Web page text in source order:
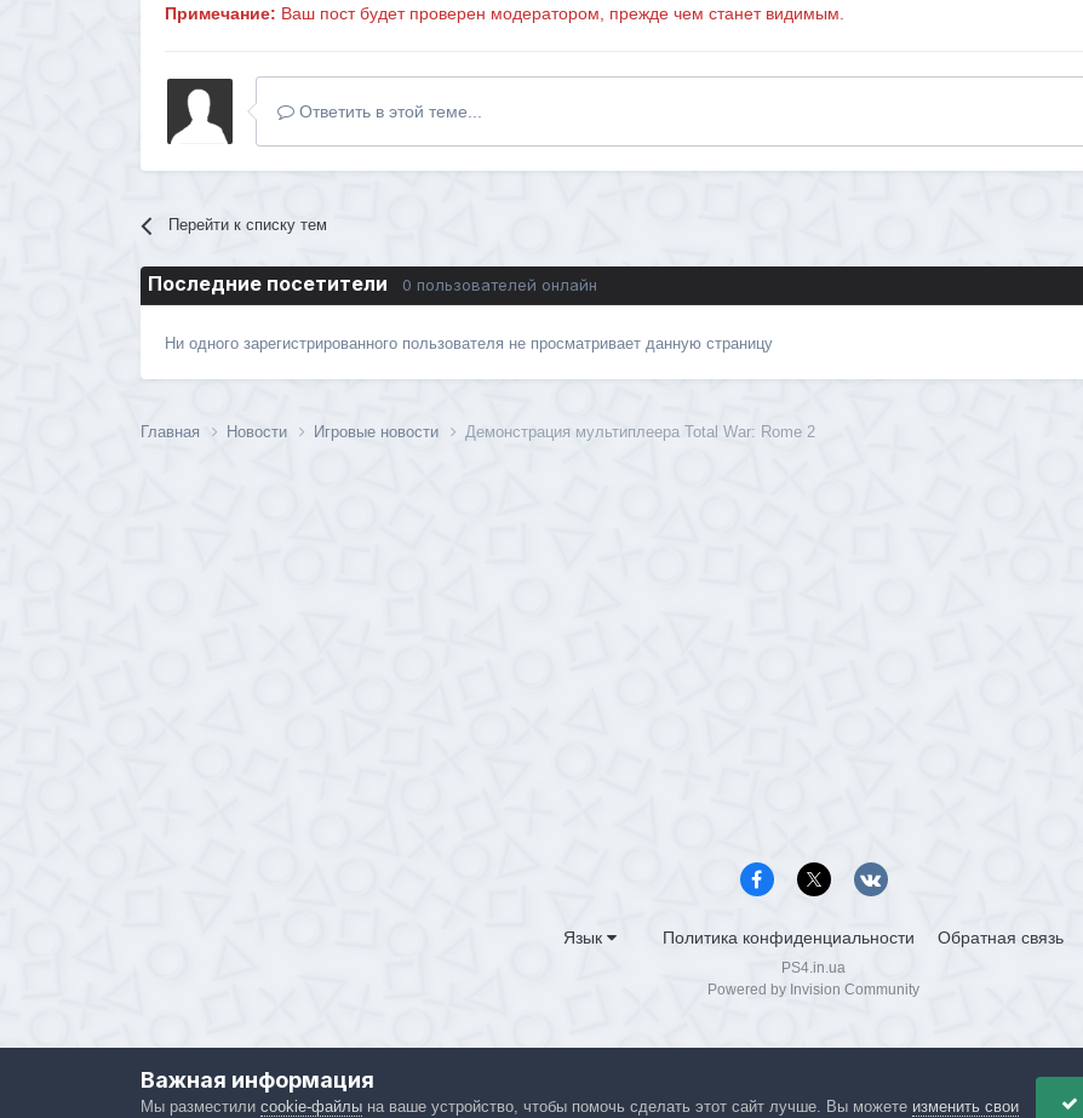
Примечание: Ваш пост будет проверен модератором, прежде чем станет видимым.
Ответить в этой теме...
Перейти к списку тем
Последние посетители 0 пользователей онлайн
Ни одного зарегистрированного пользователя не просматривает данную страницу
Главная Новости Игровые новости Демонстрация мультиплеера Total War: Rome 2
Язык Политика конфиденциальности Обратная связь
PS4.in.ua
Powered by Invision Community
Важная информация
Мы разместили cookie-файлына ваше устройство, чтобы помочь сделать этот сайт лучше. Вы можете изменить свои